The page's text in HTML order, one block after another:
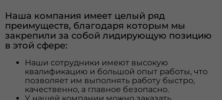
Наша компания имеет целый ряд
преимуществ, благодаря которым мы
закрепили за собой лидирующую позицию
в этой сфере:
Наши сотрудники имеют высокую
квалификацию и большой опыт работы, что
позволяет им выполнять работу быстро,
качественно, а главное безопасно.
У нашей компании можно заказать